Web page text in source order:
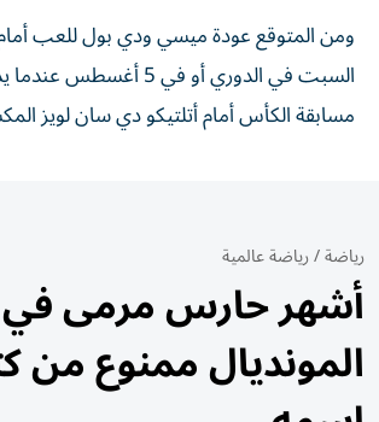
ومن المتوقع عودة ميسي ودي بول للعب
السبت في الدوري أو في 5
مسابقة الكأس أمام أتلتيكو دي سان لويز
رياضة/رياضة عالمية
أشهر حارس مرمى في
المونديال ممنوع من